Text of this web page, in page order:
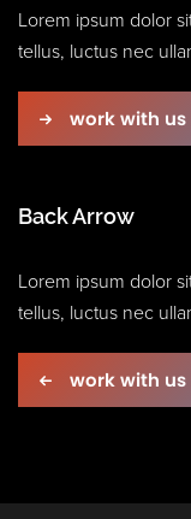
Lorem ipsum dolor
tellus, luctus nec
work with us
Back Arrow
Lorem ipsum dolor
tellus, luctus nec
work with us